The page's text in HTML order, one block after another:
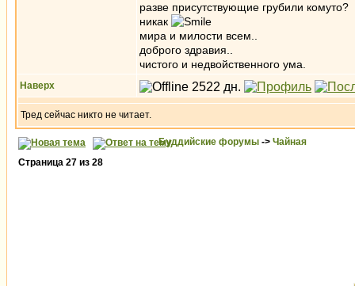
разве присутствующие грубили комуто?
никак
мира и милости всем..
доброго здравия..
чистого и недвойственного ума.
Наверх
Тред сейчас никто не читает.
Буддийские форумы -> Чайная
Страница 27 из 28